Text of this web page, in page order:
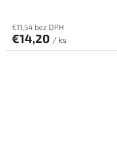
€11,54 bez DPH
€14,20 / ks